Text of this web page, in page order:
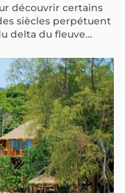
découvrir certains
siècles perpétuent
delta du fleuve